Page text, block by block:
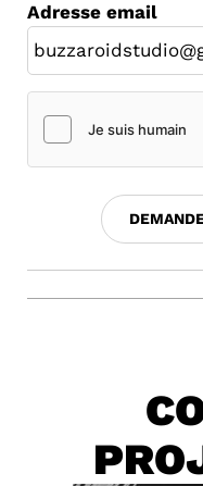
Adresse email